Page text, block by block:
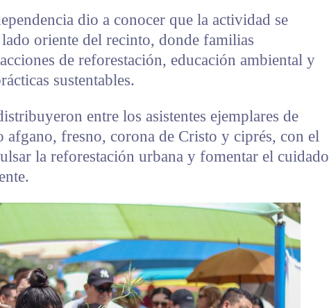
dio a conocer que la actividad se
oriente del recinto, donde familias
de reforestación, educación ambiental y
sustentables.
entre los asistentes ejemplares de
afgano, fresno, corona de Cristo y ciprés, con el
la reforestación urbana y fomentar el cuidado